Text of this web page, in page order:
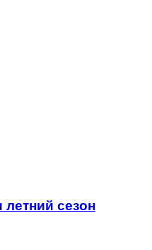
сезон